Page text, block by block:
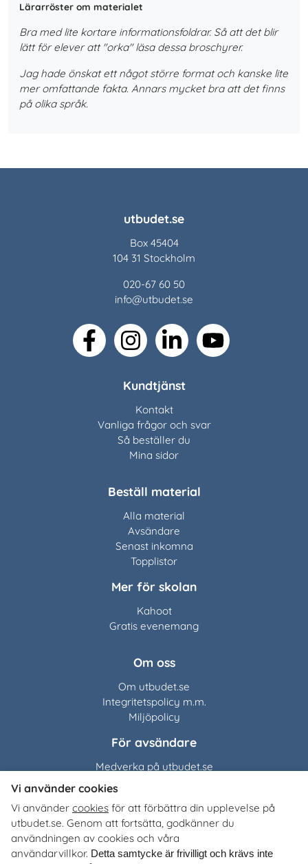
Lärarröster om materialet
Bra med lite kortare informationsfoldrar. Så att det blir
lätt för elever att "orka" läsa dessa broschyrer.
Jag hade önskat ett något större format och kanske lite
mer omfattande fakta. Annars mycket bra att det finns
på olika språk.
utbudet.se
Box 45404
104 31 Stockholm
020-67 60 50
info@utbudet.se
facebookinstagramlinkedin youtube
Kundtjänst
Kontakt
Vanliga frågor och svar
Så beställer du
Mina sidor
Beställ material
Alla material
Avsändare
Senast inkomna
Topplistor
Mer för skolan
Kahoot
Gratis evenemang
Om oss
Om utbudet.se
Integritetspolicy m.m.
Miljöpolicy
För avsändare
Medverka på utbudet.se
Utbudet.se distribuerar
organisationers, myndigheters och företags egna material
till Sveriges alla skolor, universitet och högskolor. Tjänsten
är kostnadsfri för lärare, studie- och yrkesvägledare och
Vi använder cookies
Vi använder cookies för att förbättra din upplevelse på
utbudet.se. Genom att fortsätta, godkänner du
användningen av cookies och våra
användarvillkor. Detta samtycke är frivilligt och krävs inte